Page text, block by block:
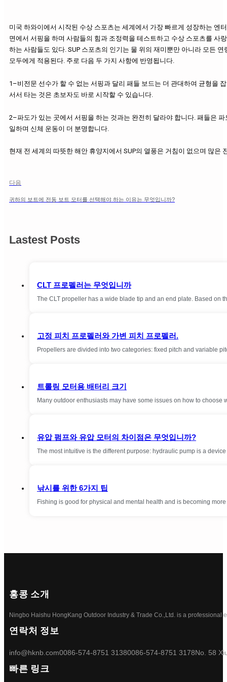
미국 하와이에서 시작된 수상 스포츠는 세계에서 가장 빠르게 성장하는 엔
면에서 서핑을 하며 사람들의 힘과 조정력을 테스트하고 수상 스포츠를 사
하는 사람들도 있다. SUP 스포츠의 인기는 물 위의 재미뿐만 아니라 모든
모두에게 적용된다. 주로 다음 두 가지 사항에 반영됩니다.
1–비전문 선수가 할 수 없는 서핑과 달리 패들 보드는 더 관대하여 균형을
서서 타는 것은 초보자도 바로 시작할 수 있습니다.
2–파도가 있는 곳에서 서핑을 하는 것과는 완전히 달라야 합니다. 패들은
일하며 신체 운동이 더 분명합니다.
현재 전 세계의 따뜻한 해안 휴양지에서 SUP의 열풍은 거침이 없으며 많
다음
귀하의 보트에 전동 보트 모터를 선택해야 하는 이유는 무엇입니까?
Lastest Posts
CLT 프로펠러는 무엇입니까
The CLT propeller has a wide blade tip and an end plate. Based on
고정 피치 프로펠러와 가변 피치 프로펠러.
Propellers are divided into two categories: fixed pitch and
트롤링 모터용 배터리 크기
Many outdoor enthusiasts may have some issues on how to
유압 펌프와 유압 모터의 차이점은 무엇입니까?
The most intuitive is the different purpose: hydraulic pump is a
낚시를 위한 6가지 팁
Fishing is good for physical and mental health and is becoming
홍콩 소개
Ningbo Haishu HongKang Outdoor Industry & Trade Co.,Ltd. is a professional
연락처 정보
info@hknb.com0086-574-8751 31380086-574-8751 3178No. 58
빠른 링크